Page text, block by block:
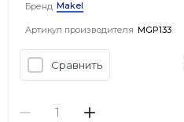
Бренд Makel
Артикул производителя MGP133
Сравнить